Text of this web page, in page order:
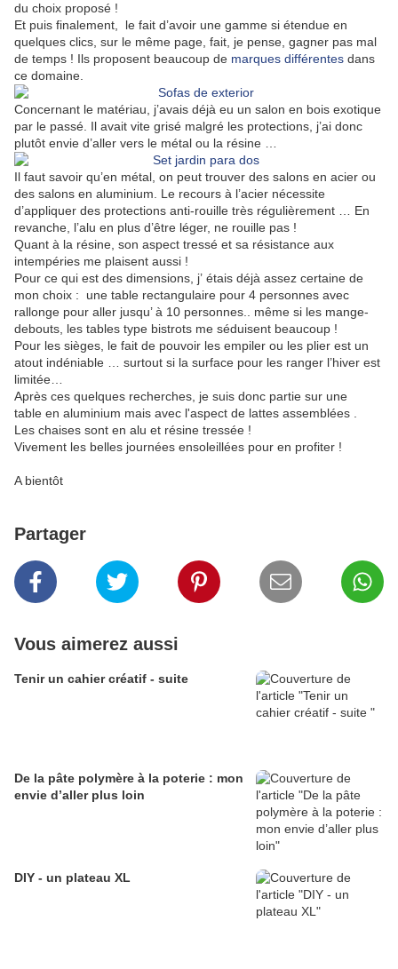
du choix proposé !
Et puis finalement, le fait d’avoir une gamme si étendue en
quelques clics, sur le même page, fait, je pense, gagner pas mal
de temps ! Ils proposent beaucoup de marques différentes dans
ce domaine.
Concernant le matériau, j’avais déjà eu un salon en bois exotique
par le passé. Il avait vite grisé malgré les protections, j’ai donc
plutôt envie d’aller vers le métal ou la résine …
Il faut savoir qu’en métal, on peut trouver des salons en acier ou
des salons en aluminium. Le recours à l’acier nécessite
d’appliquer des protections anti-rouille très régulièrement … En
revanche, l’alu en plus d’être léger, ne rouille pas !
Quant à la résine, son aspect tressé et sa résistance aux
intempéries me plaisent aussi !
Pour ce qui est des dimensions, j’ étais déjà assez certaine de
mon choix : une table rectangulaire pour 4 personnes avec
rallonge pour aller jusqu’ à 10 personnes.. même si les mange-
debouts, les tables type bistrots me séduisent beaucoup !
Pour les sièges, le fait de pouvoir les empiler ou les plier est un
atout indéniable … surtout si la surface pour les ranger l’hiver est
limitée…
Après ces quelques recherches, je suis donc partie sur une
table en aluminium mais avec l'aspect de lattes assemblées .
Les chaises sont en alu et résine tressée !
Vivement les belles journées ensoleillées pour en profiter !
A bientôt
Partager
Vous aimerez aussi
Tenir un cahier créatif - suite
De la pâte polymère à la poterie : mon
envie d’aller plus loin
DIY - un plateau XL